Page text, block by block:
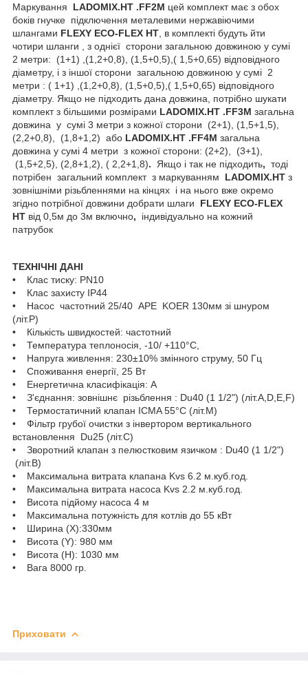
Маркування LADOMIX.HT .FF2M цей комплект має з обох
боків гнучке підключення металевими нержавіючими
шлангами FLEXY ECO-FLEX HT , в комплекті будуть йти
чотири шланги , з однієї сторони загальною довжиною у сумі
2 метри: (1+1) ,(1,2+0,8), (1,5+0,5),( 1,5+0,65) відповідного
діаметру, і з іншої сторони загальною довжиною у сумі 2
метри : ( 1+1) ,(1,2+0,8), (1,5+0,5),( 1,5+0,65) відповідного
діаметру. Якщо не підходить дана довжина, потрібно шукати
комплект з більшими розмірами LADOMIX.HT .FF3M загальна
довжина у сумі 3 метри з кожної сторони
(2+1), (1,5+1,5),
(2,2+0,8), (1,8+1,2) або LADOMIX.HT .FF4M загальна
довжина у сумі 4 метри з кожної сторони: (2+2), (3+1),
(1,5+2,5), (2,8+1,2), ( 2,2+1,8). Якщо і так не підходить, тоді
потрібен загальний комплект з маркуванням LADOMIX.HT з
зовнішніми різьбленнями на кінцях і на нього вже окремо
згідно потрібної довжини добрати шлаги
FLEXY ECO-FLEX
HT від 0,5м до 3м включно, індивідуально на кожний
патрубок
ТЕХНІЧНІ ДАНІ
• Клас тиску: PN10
• Клас захисту IP44
• Насос частотний 25/40 APE KOER 130мм зі шнуром
(літ.Р)
• Кількість швидкостей: частотний
• Температура теплоносія, -10/ +110°C,
• Напруга живлення: 230±10% змінного струму, 50 Гц
• Споживання енергії, 25 Вт
• Енергетична класифікація: А
• З'єднання: зовнішнє різьблення : Du40 (1 1/2") (літ.А,D,E,F)
• Термостатичний клапан ICMA 55°C (літ.М)
• Фільтр грубої очистки з інвертором вертикального
встановлення Du25 (літ.С)
• Зворотний клапан з пелюстковим язичком : Du40 (1 1/2")
(літ.В)
• Максимальна витрата клапана Kvs 6.2 м.куб.год.
• Максимальна витрата насоса Kvs 2.2 м.куб.год.
• Висота підйому насоса 4 м
• Максимальна потужність для котлів до 55 кВт
• Ширина (Х):330мм
• Висота (Y): 980 мм
• Висота (H): 1030 мм
• Вага 8000 гр.
Приховати